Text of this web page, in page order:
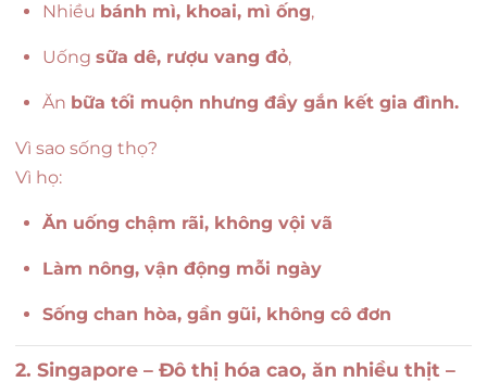
Nhiều bánh mì, khoai, mì ống,
Uống sữa dê, rượu vang đỏ,
Ăn bữa tối muộn nhưng đầy gắn kết gia đình.
Vì sao sống thọ?
Vì họ:
Ăn uống chậm rãi, không vội vã
Làm nông, vận động mỗi ngày
Sống chan hòa, gần gũi, không cô đơn
2. Singapore – Đô thị hóa cao, ăn nhiều thịt –